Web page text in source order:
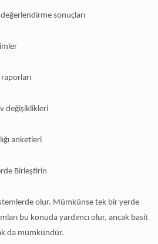
sonuçları
anketleri
Birleştirin
olur. Mümkünse tek bir yerde
bu konuda yardımcı olur, ancak basit
da mümkündür.